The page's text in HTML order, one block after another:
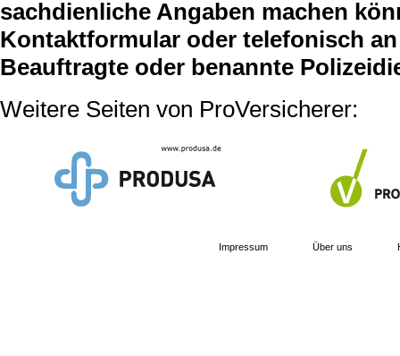
sachdienliche Angaben machen
Kontaktformular oder telefonisch
Beauftragte oder benannte
Weitere Seiten von ProVersicherer:
Impressum Über uns